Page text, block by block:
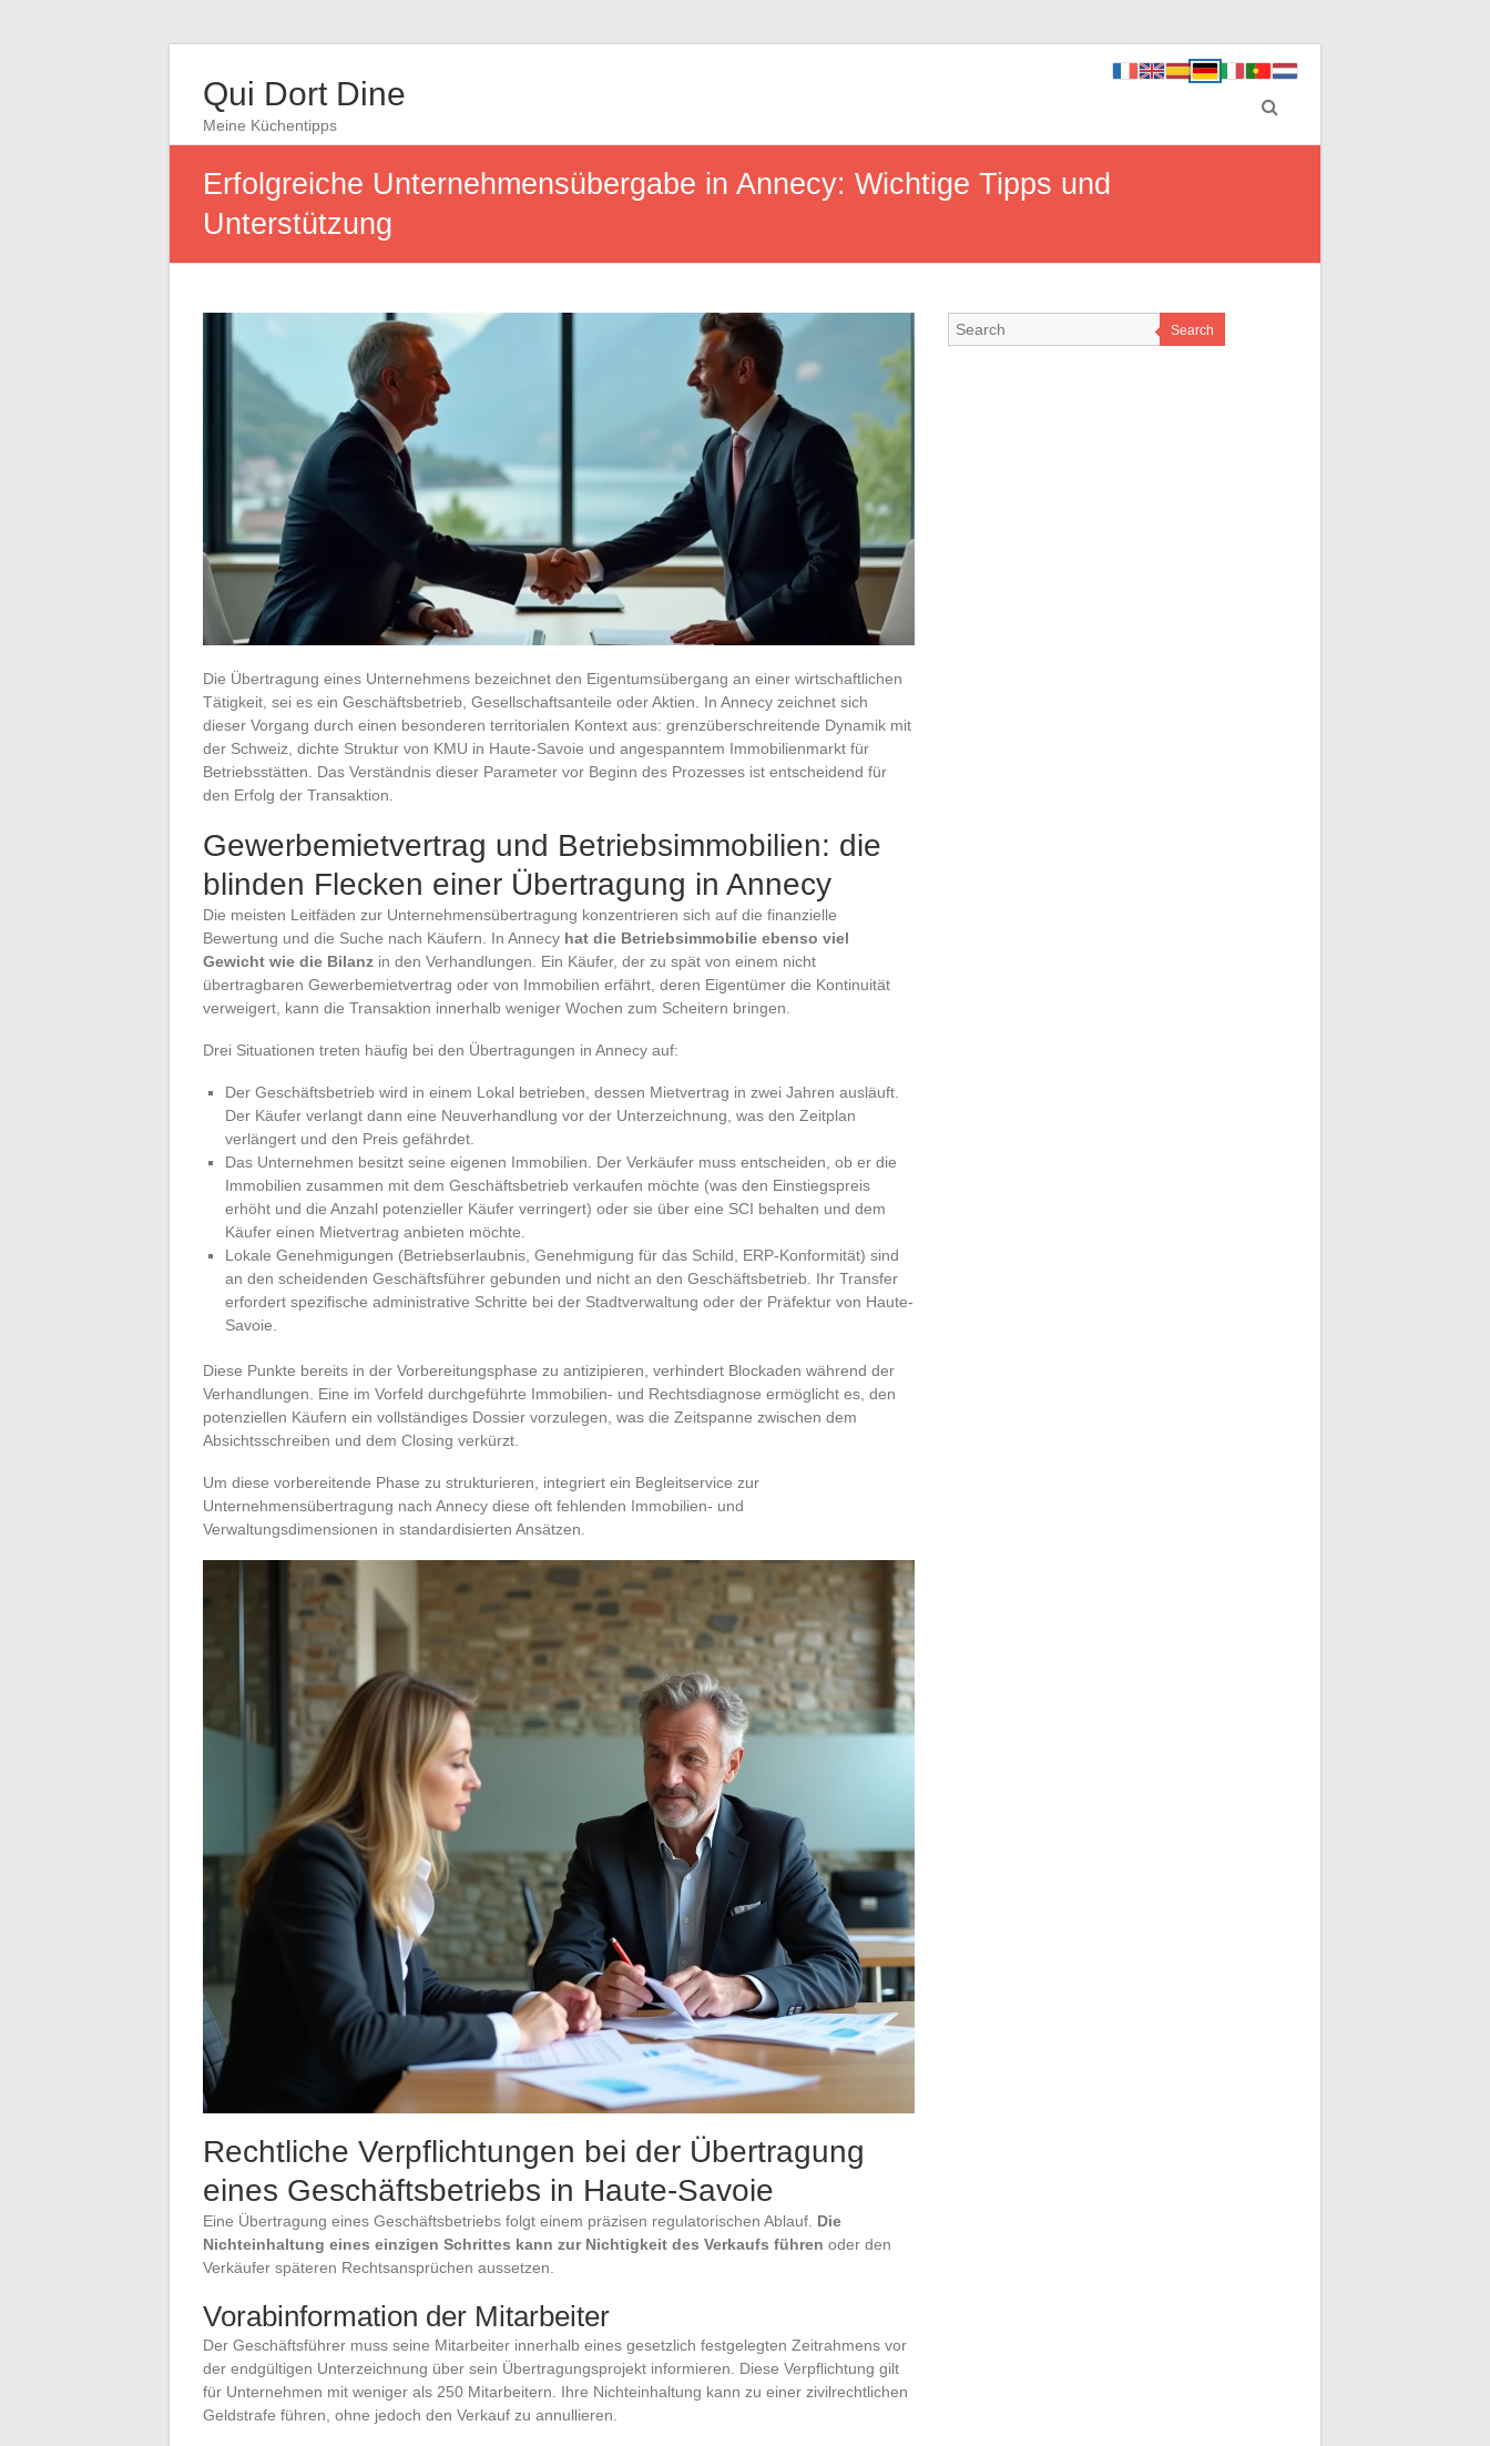
Qui Dort Dine
Meine Küchentipps
Erfolgreiche Unternehmensübergabe in Annecy: Wichtige Tipps und
Unterstützung
Die Übertragung eines Unternehmens bezeichnet den Eigentumsübergang an einer wirtschaftlichen
Tätigkeit, sei es ein Geschäftsbetrieb, Gesellschaftsanteile oder Aktien. In Annecy zeichnet sich
dieser Vorgang durch einen besonderen territorialen Kontext aus: grenzüberschreitende Dynamik mit
der Schweiz, dichte Struktur von KMU in Haute-Savoie und angespanntem Immobilienmarkt für
Betriebsstätten. Das Verständnis dieser Parameter vor Beginn des Prozesses ist entscheidend für
den Erfolg der Transaktion.
Gewerbemietvertrag und Betriebsimmobilien: die
blinden Flecken einer Übertragung in Annecy
Die meisten Leitfäden zur Unternehmensübertragung konzentrieren sich auf die finanzielle
Bewertung und die Suche nach Käufern. In Annecy hat die Betriebsimmobilie ebenso viel
Gewicht wie die Bilanz in den Verhandlungen. Ein Käufer, der zu spät von einem nicht
übertragbaren Gewerbemietvertrag oder von Immobilien erfährt, deren Eigentümer die Kontinuität
verweigert, kann die Transaktion innerhalb weniger Wochen zum Scheitern bringen.
Drei Situationen treten häufig bei den Übertragungen in Annecy auf:
Der Geschäftsbetrieb wird in einem Lokal betrieben, dessen Mietvertrag in zwei Jahren ausläuft.
Der Käufer verlangt dann eine Neuverhandlung vor der Unterzeichnung, was den Zeitplan
verlängert und den Preis gefährdet.
Das Unternehmen besitzt seine eigenen Immobilien. Der Verkäufer muss entscheiden, ob er die
Immobilien zusammen mit dem Geschäftsbetrieb verkaufen möchte (was den Einstiegspreis
erhöht und die Anzahl potenzieller Käufer verringert) oder sie über eine SCI behalten und dem
Käufer einen Mietvertrag anbieten möchte.
Lokale Genehmigungen (Betriebserlaubnis, Genehmigung für das Schild, ERP-Konformität) sind
an den scheidenden Geschäftsführer gebunden und nicht an den Geschäftsbetrieb. Ihr Transfer
erfordert spezifische administrative Schritte bei der Stadtverwaltung oder der Präfektur von Haute-
Savoie.
Diese Punkte bereits in der Vorbereitungsphase zu antizipieren, verhindert Blockaden während der
Verhandlungen. Eine im Vorfeld durchgeführte Immobilien- und Rechtsdiagnose ermöglicht es, den
potenziellen Käufern ein vollständiges Dossier vorzulegen, was die Zeitspanne zwischen dem
Absichtsschreiben und dem Closing verkürzt.
Um diese vorbereitende Phase zu strukturieren, integriert ein Begleitservice zur
Unternehmensübertragung nach Annecy diese oft fehlenden Immobilien- und
Verwaltungsdimensionen in standardisierten Ansätzen.
Rechtliche Verpflichtungen bei der Übertragung
eines Geschäftsbetriebs in Haute-Savoie
Eine Übertragung eines Geschäftsbetriebs folgt einem präzisen regulatorischen Ablauf. Die
Nichteinhaltung eines einzigen Schrittes kann zur Nichtigkeit des Verkaufs führen oder den
Verkäufer späteren Rechtsansprüchen aussetzen.
Vorabinformation der Mitarbeiter
Der Geschäftsführer muss seine Mitarbeiter innerhalb eines gesetzlich festgelegten Zeitrahmens vor
der endgültigen Unterzeichnung über sein Übertragungsprojekt informieren. Diese Verpflichtung gilt
für Unternehmen mit weniger als 250 Mitarbeitern. Ihre Nichteinhaltung kann zu einer zivilrechtlichen
Geldstrafe führen, ohne jedoch den Verkauf zu annullieren.
Search